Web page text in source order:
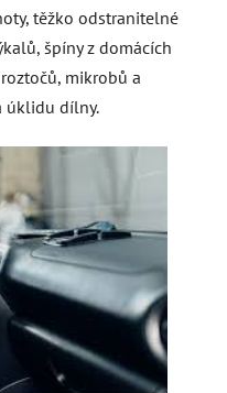
těžko odstranitelné
špíny z domácích
mikrobů a
úklidu dílny.